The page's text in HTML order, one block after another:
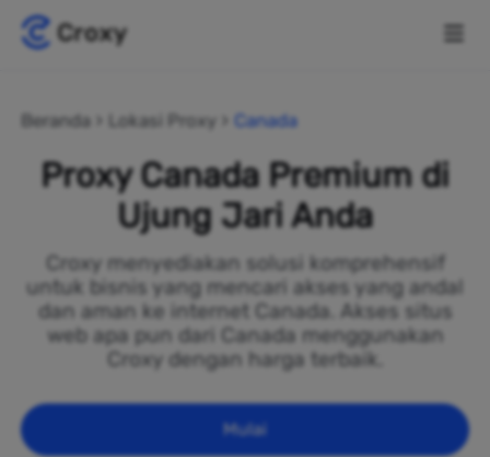
Beranda Lokasi Proxy Canada
Proxy Canada Premium di
Ujung Jari Anda
Croxy menyediakan solusi komprehensif
untuk bisnis yang mencari akses yang andal
dan aman ke internet Canada. Akses situs
web apa pun dari Canada menggunakan
Croxy dengan harga terbaik.
Mulai